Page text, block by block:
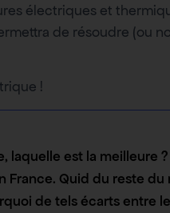
électriques et
de résoudre (ou
!
laquelle est la meilleure ?
Quid du reste du
de tels écarts entre